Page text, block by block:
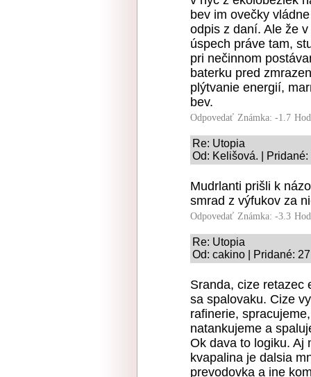
bev im ovečky
odpis z daní. Ale že
úspech práve tam,
pri nečinnom
baterku pred
plýtvanie energií,
bev.
Odpovedať Známka: -1.7
Re: Utopia
Od: Kelišová. |
Mudrlanti prišli k
smrad z výfukov za
Odpovedať Známka: -3.3
Re: Utopia
Od: cakino | Pridané:
Sranda, cize retazec
sa spalovaku. Cize
rafinerie,
natankujeme a
Ok dava to logiku. Aj
kvapalina je dalsia
prevodovka a ine